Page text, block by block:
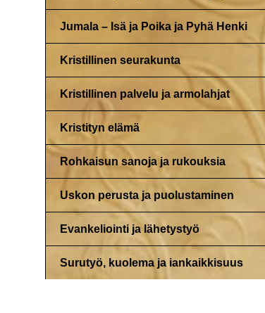
Jumala – Isä ja Poika ja Pyhä Henki
Kristillinen seurakunta
Kristillinen palvelu ja armolahjat
Kristityn elämä
Rohkaisun sanoja ja rukouksia
Uskon perusta ja puolustaminen
Evankeliointi ja lähetystyö
Surutyö, kuolema ja iankaikkisuus